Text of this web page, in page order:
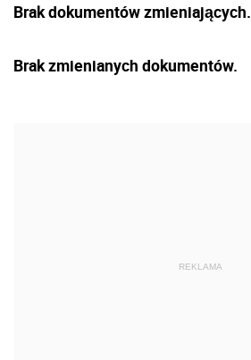
Brak dokumentów zmieniających.
Brak zmienianych dokumentów.